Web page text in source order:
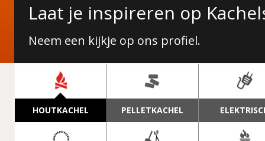
Nieuwe collectie
Janco de Jong!
Laat je inspireren op
Neem een kijkje op ons profiel.
NAVIGATIE
HOUTKACHEL PELLETKACHEL